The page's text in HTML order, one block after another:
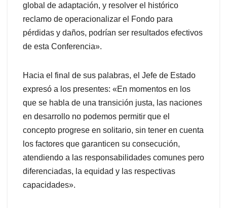
global de adaptación, y resolver el histórico
reclamo de operacionalizar el Fondo para
pérdidas y daños, podrían ser resultados efectivos
de esta Conferencia».
Hacia el final de sus palabras, el Jefe de Estado
expresó a los presentes: «En momentos en los
que se habla de una transición justa, las naciones
en desarrollo no podemos permitir que el
concepto progrese en solitario, sin tener en cuenta
los factores que garanticen su consecución,
atendiendo a las responsabilidades comunes pero
diferenciadas, la equidad y las respectivas
capacidades».